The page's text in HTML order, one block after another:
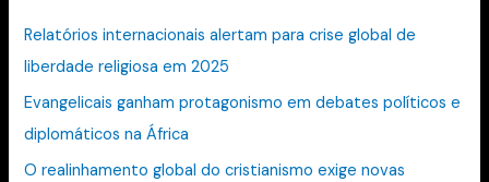
s
a
r
p
o
Relatórios internacionais alertam para crise global de
liberdade religiosa em 2025
Evangelicais ganham protagonismo em debates políticos e
diplomáticos na África
O realinhamento global do cristianismo exige novas